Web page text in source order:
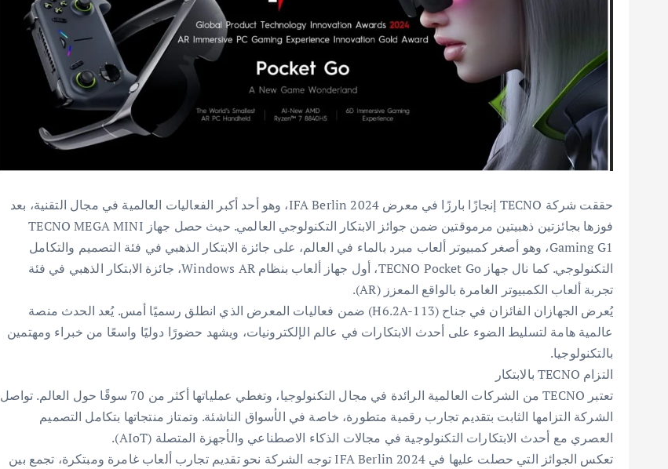
حققت شركة TECNO إنجازًا بارزًا في معرض IFA Berlin 2024، وهو أحد أكبر الفعاليات العالمية في مجال التقنية، بعد
فوزها بجائزتين ذهبيتين مرموقتين ضمن جوائز الابتكار التكنولوجي العالمي. حيث حصل جهاز TECNO MEGA MINI
Gaming G1، وهو أصغر كمبيوتر ألعاب مبرد بالماء في العالم، على جائزة الابتكار الذهبي في فئة التصميم والتكامل
التكنولوجي. كما نال جهاز TECNO Pocket Go، أول جهاز ألعاب بنظام Windows AR، جائزة الابتكار الذهبي في فئة
تجربة ألعاب الكمبيوتر الغامرة بالواقع المعزز (AR).
يُعرض الجهازان الفائزان في جناح (H6.2A-113) ضمن فعاليات المعرض الذي انطلق رسميًا أمس. يُعد الحدث منصة
عالمية هامة لتسليط الضوء على أحدث الابتكارات في عالم الإلكترونيات، ويشهد حضورًا دوليًا واسعًا من خبراء ومهتمين
بالتكنولوجيا.
التزام TECNO بالابتكار
تعتبر TECNO من الشركات العالمية الرائدة في مجال التكنولوجيا، وتغطي عملياتها أكثر من 70 سوقًا حول العالم. تواصل
الشركة التزامها الثابت بتقديم تجارب رقمية متطورة، خاصة في الأسواق الناشئة. وتمتاز منتجاتها بتكامل التصميم
العصري مع أحدث الابتكارات التكنولوجية في مجالات الذكاء الاصطناعي والأجهزة المتصلة (AIoT).
تعكس الجوائز التي حصلت عليها في IFA Berlin 2024 توجه الشركة نحو تقديم تجارب ألعاب غامرة ومبتكرة، تجمع بين